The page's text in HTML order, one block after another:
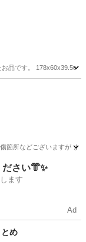
品です。
箇所などございますが
ス
ださい👘✨
ます
Ad
とめ